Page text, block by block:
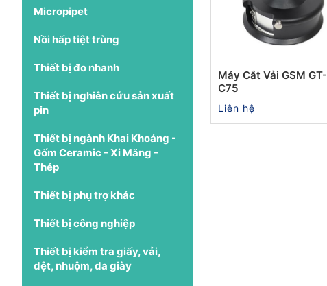
Micropipet
Nồi hấp tiệt trùng
Thiết bị đo nhanh
Thiết bị nghiên cứu sản xuất
pin
Thiết bị ngành Khai Khoáng -
Gốm Ceramic - Xi Măng -
Thép
Thiết bị phụ trợ khác
Thiết bị công nghiệp
Thiết bị kiểm tra giấy, vải,
dệt, nhuộm, da giày
Máy Cắt Vải GSM GT-
C75
Liên hệ